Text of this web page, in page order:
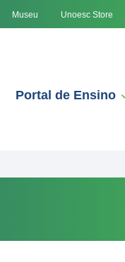
Museu Unoesc Store
Portal de Ensino